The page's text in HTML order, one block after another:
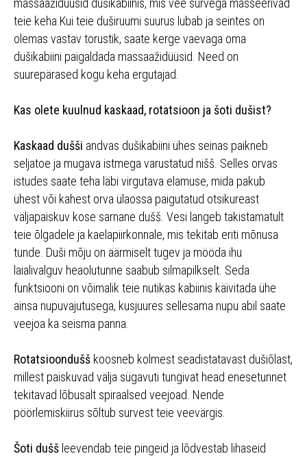
teie keha.Kui teie duširuumi suurus lubab ja seintes on
olemas vastav torustik, saate kerge vaevaga oma
dušikabiini paigaldada massaažidüüsid. Need on
suurepärased kogu keha ergutajad.
Kas olete kuulnud kaskaad, rotatsioon ja šoti dušist?
Kaskaad dušši andvas dušikabiini ühes seinas paikneb
seljatoe ja mugava istmega varustatud nišš. Selles orvas
istudes saate teha läbi virgutava elamuse, mida pakub
ühest või kahest orva ülaossa paigutatud otsikureast
väljapaiskuv kose sarnane dušš. Vesi langeb takistamatult
teie õlgadele ja kaelapiirkonnale, mis tekitab eriti mõnusa
tunde. Duši mõju on äärmiselt tugev ja mööda ihu
laialivalguv heaolutunne saabub silmapilkselt. Seda
funktsiooni on võimalik teie nutikas kabiinis käivitada ühe
ainsa nupuvajutusega, kusjuures sellesama nupu abil saate
veejoa ka seisma panna.
Rotatsioondušš koosneb kolmest seadistatavast dušiõlast,
millest paiskuvad välja sügavuti tungivat head enesetunnet
tekitavad lõbusalt spiraalsed veejoad. Nende
pöörlemiskiirus sõltub survest teie veevärgis.
Šoti dušš leevendab teie pingeid ja lõdvestab lihaseid